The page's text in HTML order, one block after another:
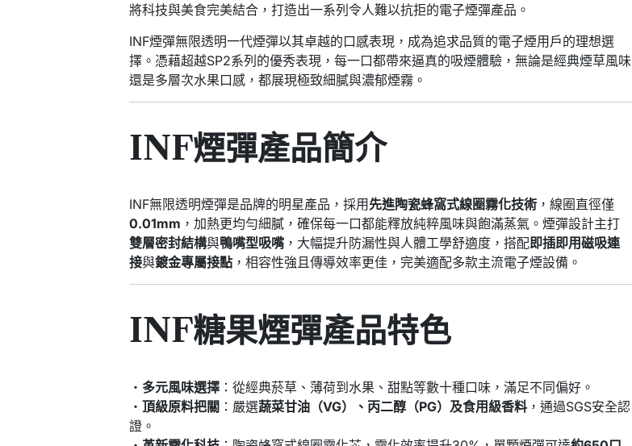
將科技與美食完美結合，打造出一系列令人難以抗拒的電子煙彈產品。
INF煙彈無限透明一代煙彈以其卓越的口感表現，成為追求品質的電子煙用戶的理想選
擇。憑藉超越SP2系列的優秀表現，每一口都帶來逼真的吸煙體驗，無論是經典煙草風味
還是多層次水果口感，都展現極致細膩與濃郁煙霧。
INF煙彈產品簡介
INF無限透明煙彈是品牌的明星產品，採用 先進陶瓷蜂窩式線圈霧化技術 ，線圈直徑僅
0.01mm ，加熱更均勻細膩，確保每一口都能釋放純粹風味與飽滿蒸氣。煙彈設計主打
雙層密封結構與鴨嘴型吸嘴 ，大幅提升防漏性與人體工學舒適度，搭配即插即用磁吸連
接與鍍金專屬接點 ，相容性強且傳導效率更佳，完美適配多款主流電子煙設備。
INF糖果煙彈產品特色
・ 多元風味選擇 ：從經典菸草、薄荷到水果、甜點等數十種口味，滿足不同偏好。
・頂級原料把關 ：嚴選蔬菜甘油（VG）、丙二醇（PG）及食用級香料 ，通過SGS安全認
證。